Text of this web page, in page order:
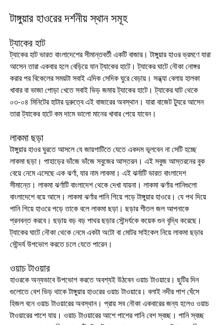
টাঙ্গুয়ার হাওরের দর্শনীয় স্থান সমূহ
ট্যাকের হাট
ট্যাকের হাট ভারত বাংলাদেশের সীমান্তবর্তী একটি বাজার। টাঙ্গুয়ার হাওর ভ্রমণে যারা
আসেন তারা একবার হলে বেড়িয়ে যান ট্যাকের হাটে। ট্যাকের ঘাটে নৌকা নোঙ্গর
করার পর বিকেলের সময়টা সবাই এদিক সেদিক ঘুরে বেড়ায়। সন্ধ্যা বেলায় হালকা
খাবার বা ভাজা পোড়া খেতে সবাই ভিড় জমায় ট্যাকের হাটে। ট্যাকের ঘাট থেকে
০৩-০৪ মিনিটের হাটার দুরুত্বে এই বাজারের অবস্থান। যারা বাজেট ট্যুরে আসেন
তারা ট্যাকের হাটে কম দামে ভালো মানের খাবার পেয়ে যাবেন।
লাকমা ছড়া
টাঙ্গুয়ার হাওর ঘুরতে আসলে যে জায়গাটিতে যেতে একদম ভূলবেন না সেটি হচ্ছে
লাকমা ছড়া। পাহাড়ের ভাঁজে ভাঁজে সবুজের আস্তরন। এই সবুজ আস্তরনের বুক
বেয়ে নেমে এসেছে এক ঝর্ণা, যার নাম লাকমা। এই ঝর্নাটি ভারত বাংলাদেশ
সীমান্তে। লাকমা ঝর্ণাটি বাংলাদেশ থেকে দেখা যায়না। লাকমা ঝর্ণার পানিগুলো
বাংলাদেশে বয়ে আসে। লাকমা ঝর্ণার পানি গিয়ে পড়ে টাঙ্গুয়ার হাওরে। যে পথ দিয়ে
পানি গিয়ে হাওরে পড়ে তাকে বলে লাকমা ছড়া। ছড়ার শীতল জল আপনাকে
প্রনবন্ত করবে। ছড়ায় বড় বড় পাথর ছড়ার সৌন্দর্যকে কয়েক গুন বৃদ্ধি করেছে।
ট্যাকের ঘাটে নৌকা থেকে নেমে একটা অটো বা মোটর সাইকেল নিয়ে লাকমা ছড়ার
সৌন্দর্য উপভোগ করতে চলে যেতে পারেন।
ওয়াচ টাওয়ার
হাওরকে অন্যভাবে উপভোগ করতে অবশ্যই উঠবেন ওয়াচ টাওয়ারে। ছুটির দিন
গুলোতে বেশ ভিড় থাকে টাঙ্গুয়ার হাওরের ওয়াচ টাওয়ারে। বলাই নদীর পাশ ঘেঁসে
হিজল বনে ওয়াচ টাওয়ারের অবস্থান। প্রায় সব নৌকা একবারের জন্য হলেও ওয়াচ
টাওয়ারের পাশে যায়। ওয়াচ টাওয়ারের আশে পাশের পানি বেশ স্বচ্ছ। পানি স্বচ্ছ